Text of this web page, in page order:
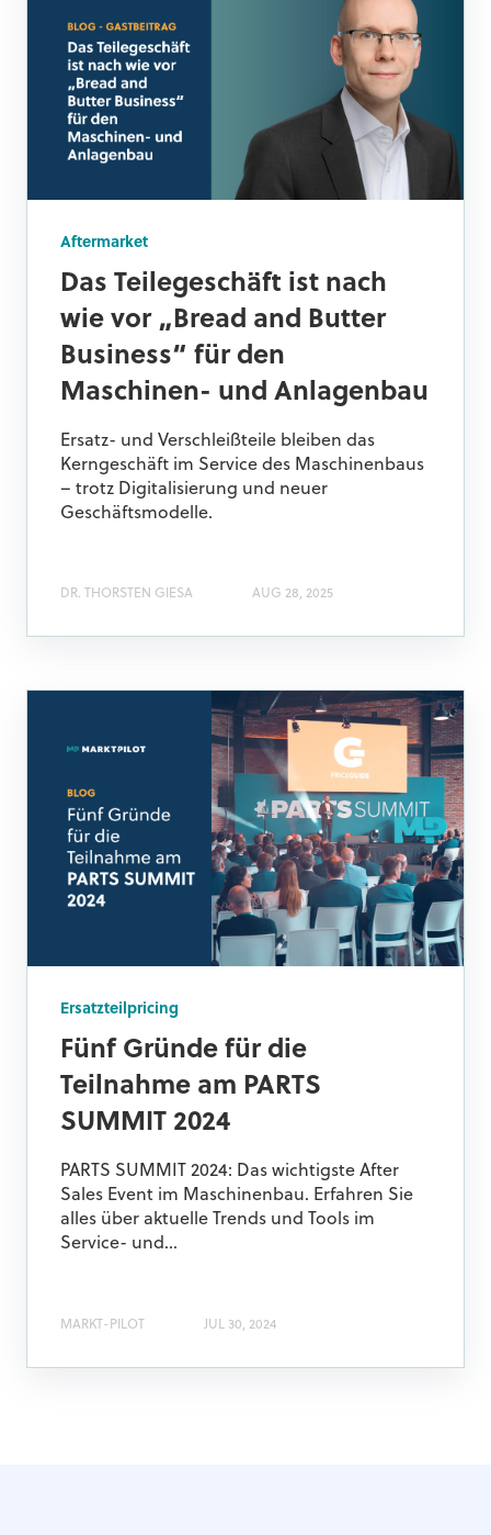
Aftermarket
Das Teilegeschäft ist nach
wie vor „Bread and Butter
Business“ für den
Maschinen- und Anlagenbau
Ersatz- und Verschleißteile bleiben das
Kerngeschäft im Service des Maschinenbaus
– trotz Digitalisierung und neuer
Geschäftsmodelle.
DR. THORSTEN GIESA AUG 28, 2025
Ersatzteilpricing
Fünf Gründe für die
Teilnahme am PARTS
SUMMIT 2024
PARTS SUMMIT 2024: Das wichtigste After
Sales Event im Maschinenbau. Erfahren Sie
alles über aktuelle Trends und Tools im
Service- und...
MARKT-PILOT JUL 30, 2024